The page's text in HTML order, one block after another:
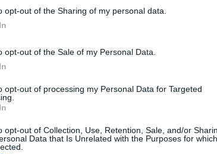
opt-out of the Sharing of my personal data.
opt-out of the Sale of my Personal Data.
opt-out of processing my Personal Data for Targeted
opt-out of Collection, Use, Retention, Sale, and/or
Data that Is Unrelated with the Purposes for
(pic)
- 23:15